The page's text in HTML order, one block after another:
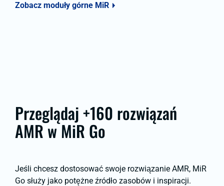
Zobacz moduły górne MiR
Przeglądaj +160 rozwiązań
AMR w MiR Go
Jeśli chcesz dostosować swoje rozwiązanie AMR, MiR
Go służy jako potężne źródło zasobów i inspiracji.